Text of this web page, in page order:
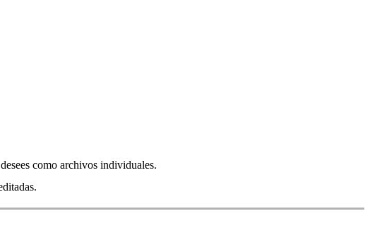
como archivos individuales.